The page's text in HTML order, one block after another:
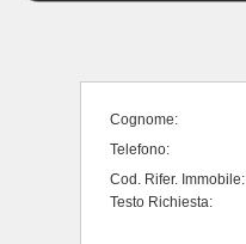
Cognome:
Telefono:
Cod. Rifer. Immobile:
Testo Richiesta: